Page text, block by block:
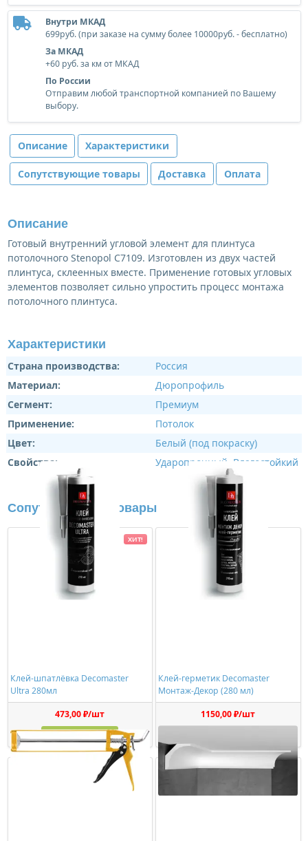
Внутри МКАД
699руб. (при заказе на сумму более 10000руб. - бесплатно)
За МКАД
+60 руб. за км от МКАД
По России
Отправим любой транспортной компанией по Вашему
выбору.
Описание Характеристики
Сопутствующие товары Доставка Оплата
Описание
Готовый внутренний угловой элемент для плинтуса
потолочного Stenopol C7109. Изготовлен из двух частей
плинтуса, склеенных вместе. Применение готовых угловых
элементов позволяет сильно упростить процесс монтажа
потолочного плинтуса.
Характеристики
Страна производства:
Россия
Материал:
Дюропрофиль
Сегмент:
Премиум
Применение:
Потолок
Цвет:
Белый (под покраску)
Свойства:
Ударопрочный Влагостойкий
Сопутствующие товары
Клей-шпатлёвка Decomaster
Ultra 280мл
473,00 ₽/шт
Купить
ХИТ!
Клей-герметик Decomaster
Монтаж-Декор (280 мл)
1150,00 ₽/шт